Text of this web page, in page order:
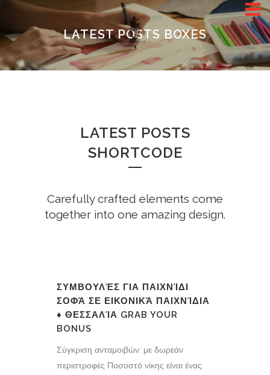
LATEST POSTS BOXES
LATEST POSTS
SHORTCODE
Carefully crafted elements come
together into one amazing design.
ΣΥΜΒΟΥΛΈΣ ΓΙΑ ΠΑΙΧΝΊΔΙ
ΣΟΦΆ ΣΕ ΕΙΚΟΝΙΚΆ ΠΑΙΧΝΊΔΙΑ
♦ ΘΕΣΣΑΛΊΑ GRAB YOUR
BONUS
Σύγκριση ανταμοιβών: με δωρεάν
περιστροφές Ποσοστό νίκης είναι ένας